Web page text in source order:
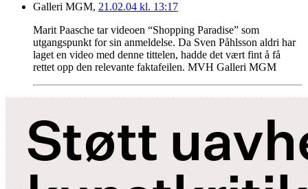
Galleri MGM, 21.02.04 kl. 13:17
Marit Paasche tar videoen “Shopping Paradise” som
utgangspunkt for sin anmeldelse. Da Sven Påhlsson aldri har
laget en video med denne tittelen, hadde det vært fint å få
rettet opp den relevante faktafeilen. MVH Galleri MGM